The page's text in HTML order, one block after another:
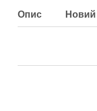
Опис Новий